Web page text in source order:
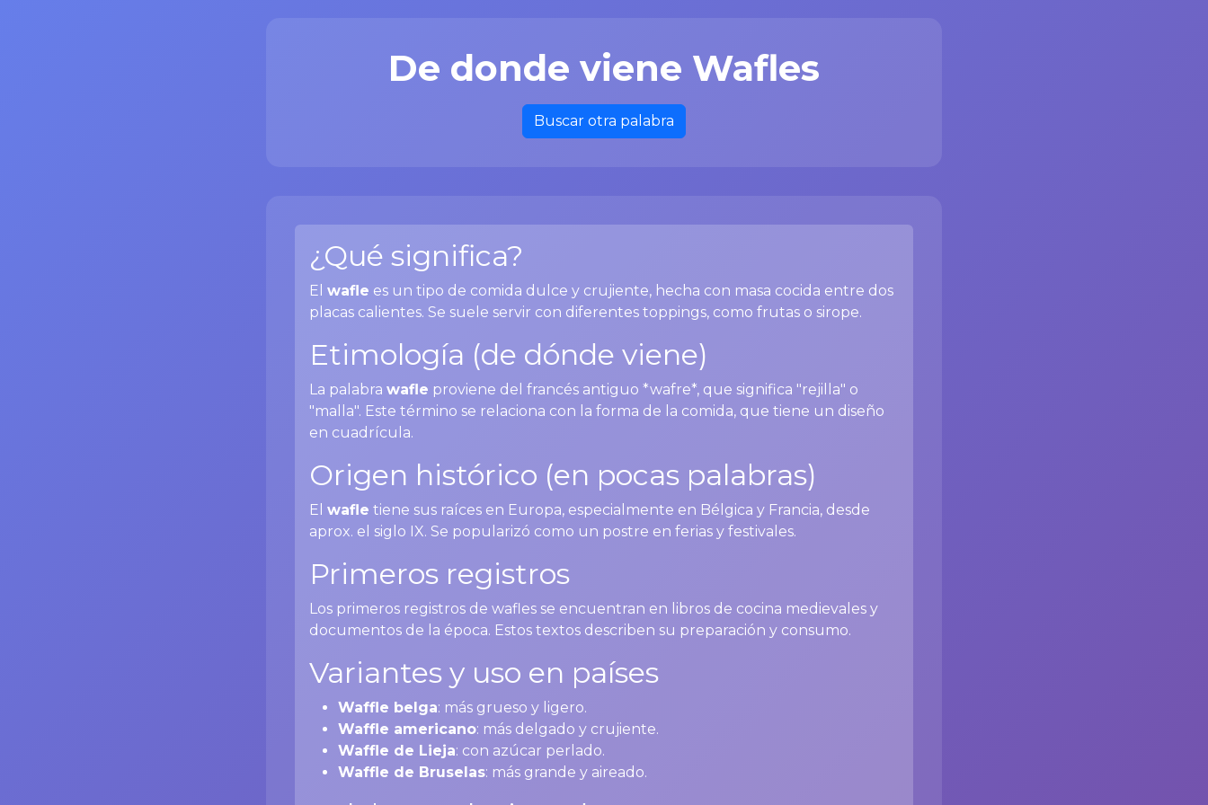
De donde viene Wafles
Buscar otra palabra
¿Qué significa?
El wafle es un tipo de comida dulce y crujiente, hecha con masa cocida entre dos
placas calientes. Se suele servir con diferentes toppings, como frutas o sirope.
Etimología (de dónde viene)
La palabra wafle proviene del francés antiguo *wafre*, que significa "rejilla" o
"malla". Este término se relaciona con la forma de la comida, que tiene un diseño
en cuadrícula.
Origen histórico (en pocas palabras)
El wafle tiene sus raíces en Europa, especialmente en Bélgica y Francia, desde
aprox. el siglo IX. Se popularizó como un postre en ferias y festivales.
Primeros registros
Los primeros registros de wafles se encuentran en libros de cocina medievales y
documentos de la época. Estos textos describen su preparación y consumo.
Variantes y uso en países
Waffle belga: más grueso y ligero.
Waffle americano: más delgado y crujiente.
Waffle de Lieja: con azúcar perlado.
Waffle de Bruselas: más grande y aireado.